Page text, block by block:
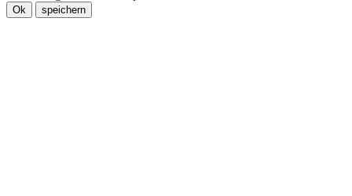
Ok speichern